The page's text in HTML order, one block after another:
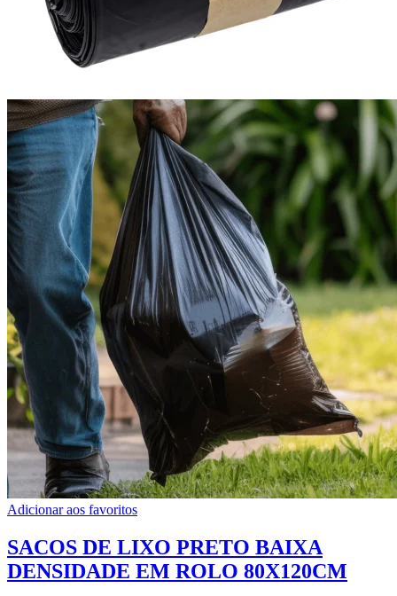
Adicionar aos favoritos
SACOS DE LIXO PRETO BAIXA
DENSIDADE EM ROLO 80X120CM